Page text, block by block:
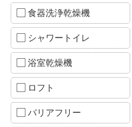
食器洗浄乾燥機
シャワートイレ
浴室乾燥機
ロフト
バリアフリー